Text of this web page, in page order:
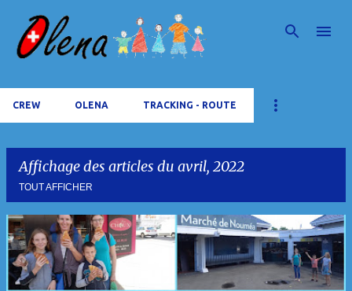
Accéder au contenu principal
CREW OLENA TRACKING - ROUTE
Affichage des articles du avril, 2022
TOUT AFFICHER
A